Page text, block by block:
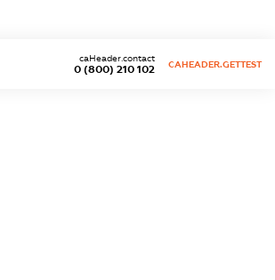
0 (800) 210 102
caHeader.contact
CAHEADER.GETTEST